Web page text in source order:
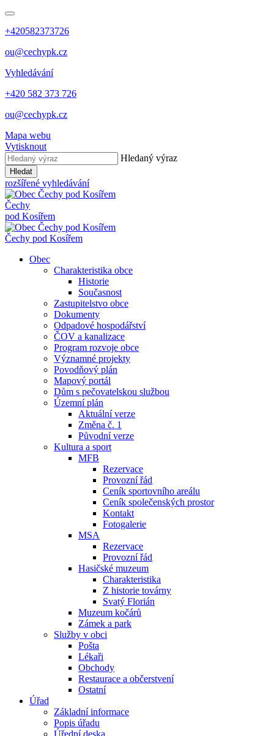
+420582373726
ou@cechypk.cz
Vyhledávání
+420 582 373 726
ou@cechypk.cz
Mapa webu
Vytisknout
Hledaný výraz
Hledat
rozšířené vyhledávání
Čechy
pod Kosířem
Čechy pod Kosířem
Obec
Charakteristika obce
Historie
Současnost
Zastupitelstvo obce
Dokumenty
Odpadové hospodářství
ČOV a kanalizace
Program rozvoje obce
Významné projekty
Povodňový plán
Mapový portál
Dům s pečovatelskou službou
Územní plán
Aktuální verze
Změna č. 1
Původní verze
Kultura a sport
MFB
Rezervace
Provozní řád
Ceník sportovního areálu
Ceník společenských prostor
Kontakt
Fotogalerie
MSA
Rezervace
Provozní řád
Hasičské muzeum
Charakteristika
Z historie továrny
Svatý Florián
Muzeum kočárů
Zámek a park
Služby v obci
Pošta
Lékaři
Obchody
Restaurace a občerstvení
Ostatní
Úřad
Základní informace
Popis úřadu
Úřední deska